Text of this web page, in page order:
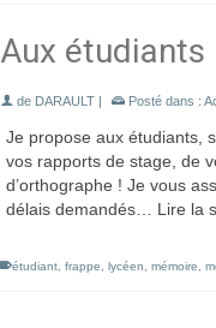
Aux étudiants
de DARAULT | Posté dans :
Je propose aux étudiants,
vos rapports de stage, de
d’orthographe ! Je vous
délais demandés… Lire la
étudiant, frappe lycéen mémoire